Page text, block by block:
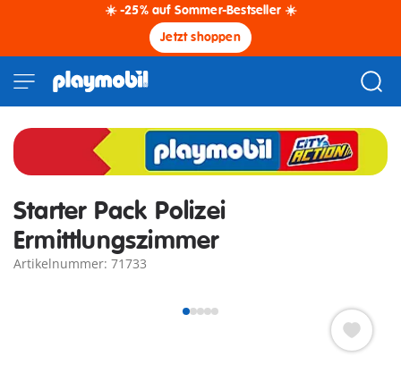
☀️ -25% auf Sommer-Bestseller ☀️
Jetzt shoppen
Starter Pack Polizei
Ermittlungszimmer
Artikelnummer: 71733